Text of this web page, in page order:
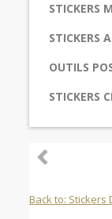
STICKERS
STICKERS
OUTILS
STICKERS
Back to: Stickers